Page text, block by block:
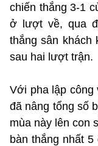
chiến thắng 3-1
ở lượt về, qua
thắng sân khách
sau hai lượt trận.
Với pha lập công
đã nâng tổng số
mùa này lên con
bàn thắng nhất